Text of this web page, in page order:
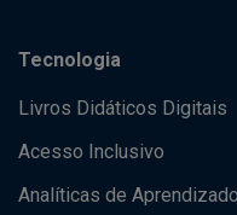
Tecnologia
Livros Didáticos Digitais
Acesso Inclusivo
Analíticas de Aprendizado